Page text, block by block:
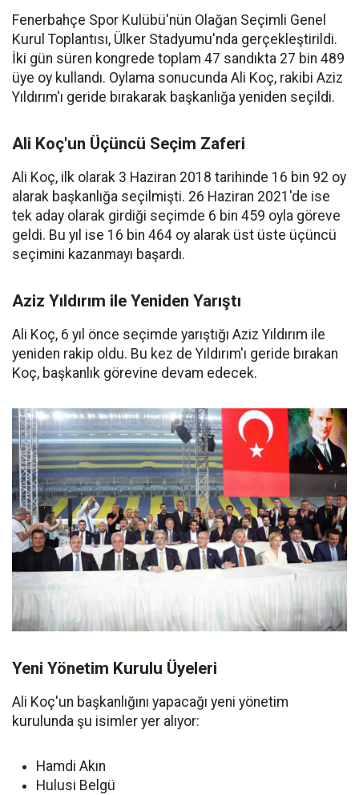
Fenerbahçe Spor Kulübü'nün Olağan Seçimli Genel
Kurul Toplantısı, Ülker Stadyumu'nda gerçekleştirildi.
İki gün süren kongrede toplam 47 sandıkta 27 bin 489
üye oy kullandı. Oylama sonucunda Ali Koç, rakibi Aziz
Yıldırım'ı geride bırakarak başkanlığa yeniden seçildi.
Ali Koç'un Üçüncü Seçim Zaferi
Ali Koç, ilk olarak 3 Haziran 2018 tarihinde 16 bin 92 oy
alarak başkanlığa seçilmişti. 26 Haziran 2021'de ise
tek aday olarak girdiği seçimde 6 bin 459 oyla göreve
geldi. Bu yıl ise 16 bin 464 oy alarak üst üste üçüncü
seçimini kazanmayı başardı.
Aziz Yıldırım ile Yeniden Yarıştı
Ali Koç, 6 yıl önce seçimde yarıştığı Aziz Yıldırım ile
yeniden rakip oldu. Bu kez de Yıldırım'ı geride bırakan
Koç, başkanlık görevine devam edecek.
Yeni Yönetim Kurulu Üyeleri
Ali Koç'un başkanlığını yapacağı yeni yönetim
kurulunda şu isimler yer alıyor:
Hamdi Akın
Hulusi Belgü